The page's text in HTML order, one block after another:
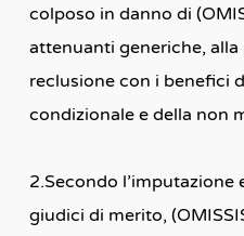
colposo in danno di
attenuanti generiche,
reclusione con i benefici
condizionale e della non
2.Secondo l’imputazione
giudici di merito,